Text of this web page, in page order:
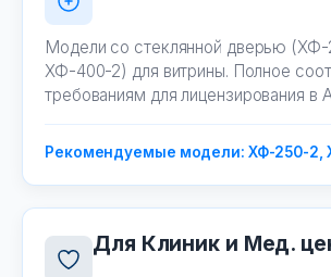
Модели со стеклянной дверью
ХФ-400-2) для витрины. Полное
требованиям для лицензирования в
Рекомендуемые модели: ХФ-250-2,
Для Клиник и Мед.